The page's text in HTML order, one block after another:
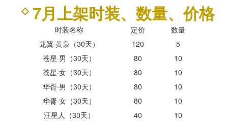
7月上架时装、数量、价格
时装名称 定价
数量
龙翼·黄泉（30天）
120
5
苍星·男（30天）
80
10
苍星·女（30天）
80
10
华胥·男（30天）
80
10
华胥·女（30天）
80
10
汪星人（30天）
40
10